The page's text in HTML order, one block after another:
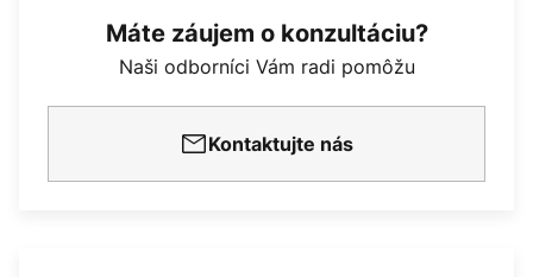
Máte záujem o konzultáciu?
Naši odborníci Vám radi pomôžu
Kontaktujte nás